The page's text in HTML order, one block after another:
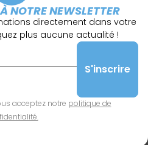
NOTRE NEWSLETTER
directement dans votre
plus aucune actualité !
acceptez notre politique de